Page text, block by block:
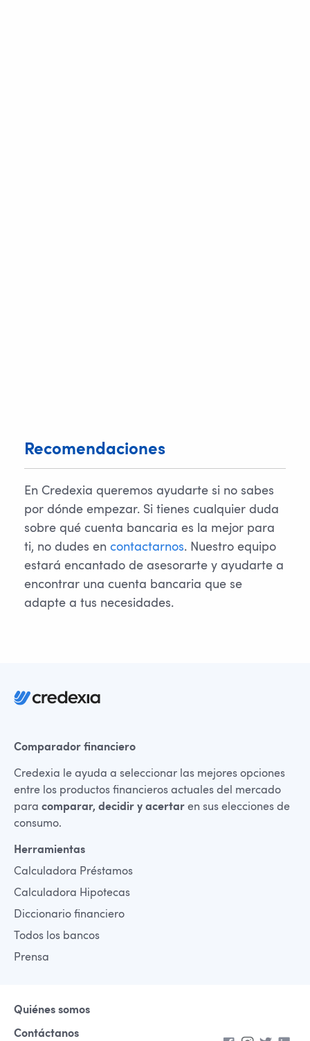
Recomendaciones
En Credexia queremos ayudarte si no sabes
por dónde empezar. Si tienes cualquier duda
sobre qué cuenta bancaria es la mejor para
ti, no dudes en contactarnos. Nuestro equipo
estará encantado de asesorarte y ayudarte a
encontrar una cuenta bancaria que se
adapte a tus necesidades.
Comparador financiero
Credexia le ayuda a seleccionar las mejores opciones
entre los productos financieros actuales del mercado
para comparar, decidir y acertar en sus elecciones de
consumo.
Herramientas
Calculadora Préstamos
Calculadora Hipotecas
Diccionario financiero
Todos los bancos
Prensa
Quiénes somos
Contáctanos